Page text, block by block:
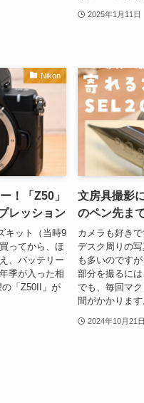
2025年1月11日
Nikon
！「Z50」
レッション
キット（当時9
ってから、ほ
、バッテリー
季が入った相
「Z50II」が
文房具撮影
のペン先ま
カメラも好き
デスク周りの
も多いのです
部分を撮るに
でも、毎回マ
間がかかりま
2024年10月21日